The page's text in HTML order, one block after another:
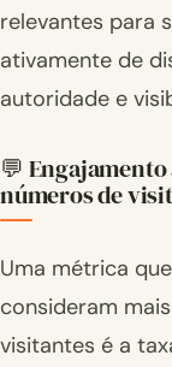
relevantes para
ativamente de
autoridade e
💬
números de
Uma métrica
consideram
visitantes é a